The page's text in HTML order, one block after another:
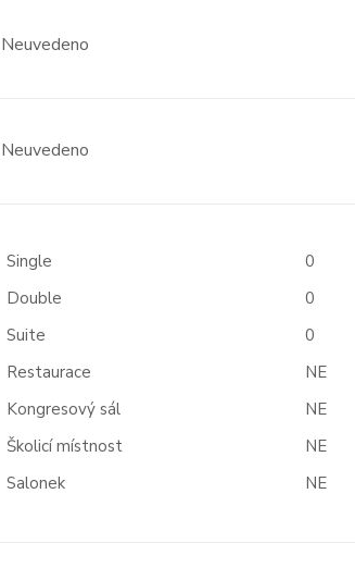
Neuvedeno
Neuvedeno
Single
0
Double
0
Suite
0
Restaurace
NE
Kongresový sál
NE
Školicí místnost
NE
Salonek
NE